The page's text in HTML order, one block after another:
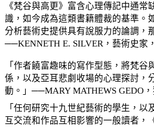
《梵谷與高更》富含心理傳記中通常
識，如今成為這類書籍體裁的基準。
分析藝術史提供具有說服力的論調，
──KENNETH E. SILVER，藝術史家
「作者饒富趣味的寫作型態，將梵谷
係，以及亞耳悲劇收場的心理探討，
動。」──MARY MATHEWS GEDO
「任何研究十九世紀藝術的學生，以
互交流和作品互相影響的一般讀者，